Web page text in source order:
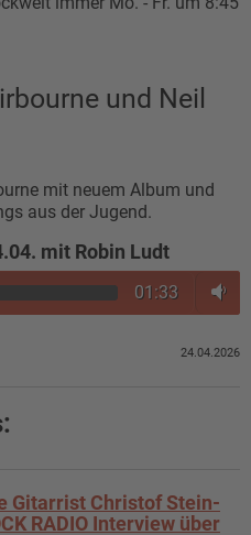
und Neil
mit neuem Album und
aus der Jugend.
mit Robin Ludt
01:33
24.04.2026
Gitarrist Christof Stein-
RADIO Interview über